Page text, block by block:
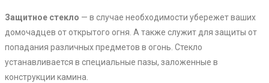
Защитное стекло — в случае необходимости убережет ваших
домочадцев от открытого огня. А также служит для защиты от
попадания различных предметов в огонь. Стекло
устанавливается в специальные пазы, заложенные в
конструкции камина.